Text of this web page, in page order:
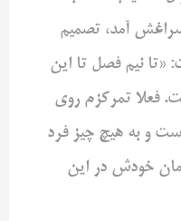
آمد، تصمیم
«تا نیم فصل تا این
فعلا تمرکزم روی
و به هیچ چیز فرد
خودش در این